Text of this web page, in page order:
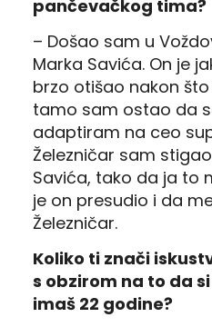
pančevačkog tima?
– Došao sam u
Marka Savića. On je
brzo otišao nakon
tamo sam ostao da
adaptiram na ceo
Železničar sam
Savića, tako da ja to
je on presudio i da
Železničar.
Koliko ti znači
s obzirom na to da
imaš 22 godine?